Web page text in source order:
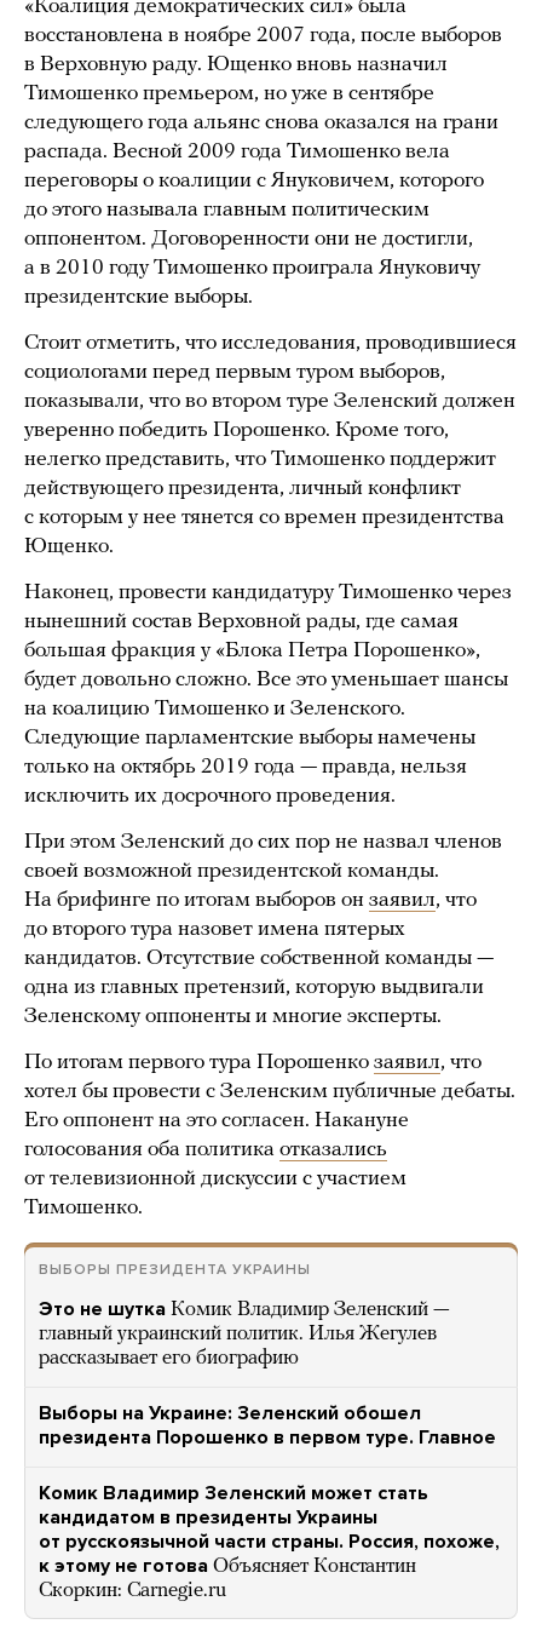
«Коалиция демократических сил» была
восстановлена в ноябре 2007 года, после выборов
в Верховную раду. Ющенко вновь назначил
Тимошенко премьером, но уже в сентябре
следующего года альянс снова оказался на грани
распада. Весной 2009 года Тимошенко вела
переговоры о коалиции с Януковичем, которого
до этого называла главным политическим
оппонентом. Договоренности они не достигли,
а в 2010 году Тимошенко проиграла Януковичу
президентские выборы.
Стоит отметить, что исследования, проводившиеся
социологами перед первым туром выборов,
показывали, что во втором туре Зеленский должен
уверенно победить Порошенко. Кроме того,
нелегко представить, что Тимошенко поддержит
действующего президента, личный конфликт
с которым у нее тянется со времен президентства
Ющенко.
Наконец, провести кандидатуру Тимошенко через
нынешний состав Верховной рады, где самая
большая фракция у «Блока Петра Порошенко»,
будет довольно сложно. Все это уменьшает шансы
на коалицию Тимошенко и Зеленского.
Следующие парламентские выборы намечены
только на октябрь 2019 года — правда, нельзя
исключить их досрочного проведения.
При этом Зеленский до сих пор не назвал членов
своей возможной президентской команды.
На брифинге по итогам выборов он заявил, что
до второго тура назовет имена пятерых
кандидатов. Отсутствие собственной команды —
одна из главных претензий, которую выдвигали
Зеленскому оппоненты и многие эксперты.
По итогам первого тура Порошенко заявил, что
хотел бы провести с Зеленским публичные дебаты.
Его оппонент на это согласен. Накануне
голосования оба политика отказались
от телевизионной дискуссии с участием
Тимошенко.
ВЫБОРЫ ПРЕЗИДЕНТА УКРАИНЫ
Это не шутка Комик Владимир Зеленский —
главный украинский политик. Илья Жегулев
рассказывает его биографию
Выборы на Украине: Зеленский обошел
президента Порошенко в первом туре. Главное
Комик Владимир Зеленский может стать
кандидатом в президенты Украины
от русскоязычной части страны. Россия, похоже,
к этому не готова Объясняет Константин
Скоркин: Carnegie.ru